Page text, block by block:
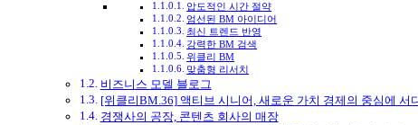
압도적인 시간 절약
엄선된 BM 아이디어
최신 트렌드 반영
강력한 BM 검색
위클리 BM
맞춤형 리서치
비즈니스 모델 블로그
[위클리BM.36] 액티브 시니어, 새로운 가치 경제의 중심에 서
경쟁사의 공장, 콘텐츠 회사의 매장